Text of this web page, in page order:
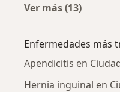
Ver más (13)
Enfermedades más
Apendicitis en
Hernia inguinal en